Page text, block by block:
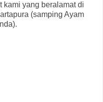
kami yang beralamat di
(samping Ayam